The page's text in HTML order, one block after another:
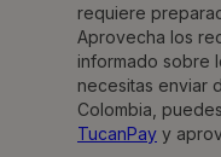
requiere
Aprovecha los
informado sobre
necesitas enviar
Colombia,
TucanPay y